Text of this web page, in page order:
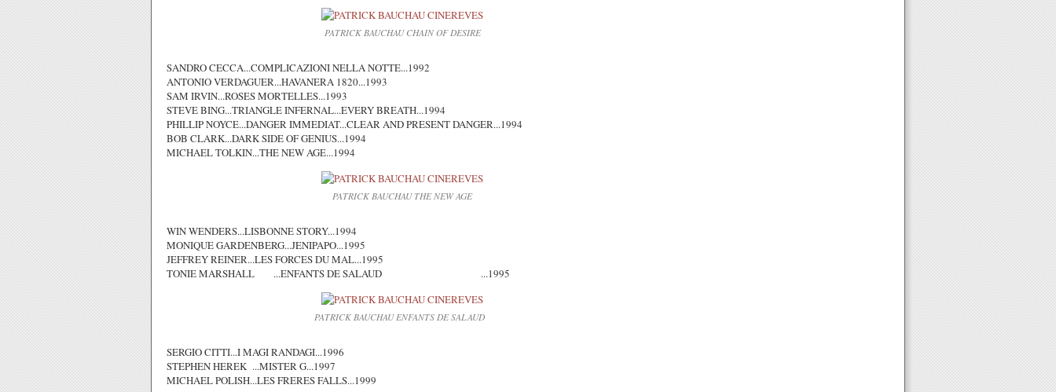
PATRICK BAUCHAU CHAIN OF DESIRE
SANDRO CECCA...COMPLICAZIONI NELLA NOTTE...1992
ANTONIO VERDAGUER...HAVANERA 1820...1993
SAM IRVIN...ROSES MORTELLES...1993
STEVE BING...TRIANGLE INFERNAL...EVERY BREATH...1994
PHILLIP NOYCE...DANGER IMMEDIAT...CLEAR AND PRESENT DANGER...1994
BOB CLARK...DARK SIDE OF GENIUS...1994
MICHAEL TOLKIN...THE NEW AGE...1994
PATRICK BAUCHAU THE NEW AGE
WIN WENDERS...LISBONNE STORY...1994
MONIQUE GARDENBERG...JENIPAPO...1995
JEFFREY REINER...LES FORCES DU MAL...1995
TONIE MARSHALL ...ENFANTS DE SALAUD ...1995
PATRICK BAUCHAU ENFANTS DE SALAUD
SERGIO CITTI...I MAGI RANDAGI...1996
STEPHEN HEREK ...MISTER G...1997
MICHAEL POLISH...LES FRERES FALLS...1999